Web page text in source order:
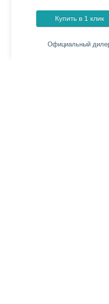
Купить в 1 клик
Официальный